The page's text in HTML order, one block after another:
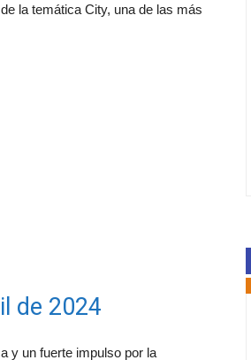
la temática City, una de las más
de 2024
y un fuerte impulso por la